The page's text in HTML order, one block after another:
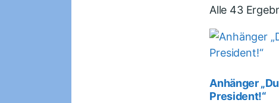
Alle 43
Anhänger
President!“